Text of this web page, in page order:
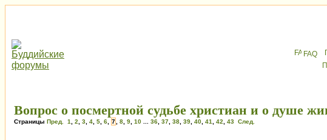
FAQ
Вопрос о посмертной судьбе христиан и о душе
Страницы Пред. 1 2 3 4 5 6 7 8 9 10 36 37 38 39 40 41 42 43 След.